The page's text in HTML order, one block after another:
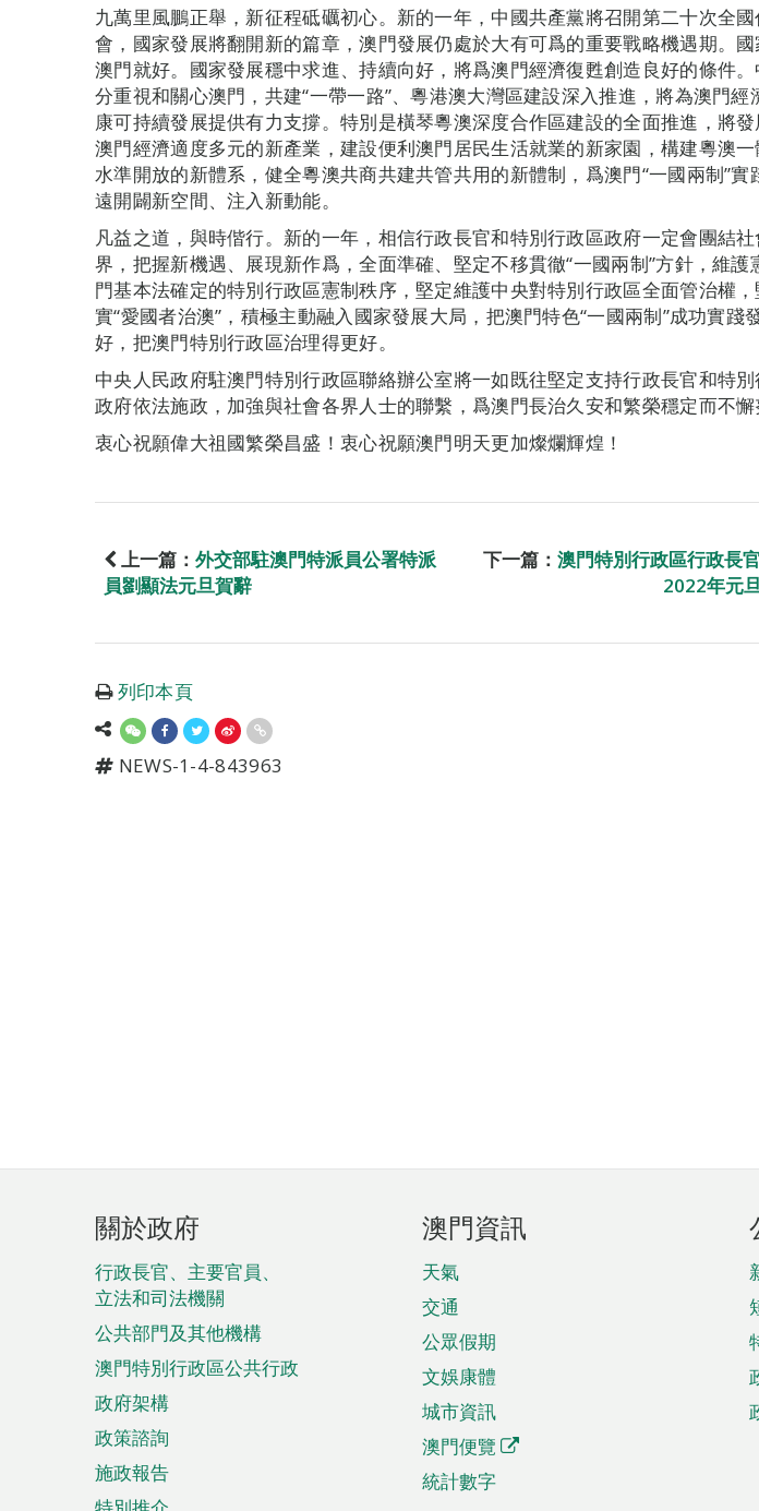
九萬里風鵬正舉，新征程砥礪初心。新的一年，中國共產黨將召開第二十次全
會，國家發展將翻開新的篇章，澳門發展仍處於大有可爲的重要戰略機遇期。國
澳門就好。國家發展穩中求進、持續向好，將爲澳門經濟復甦創造良好的條件
分重視和關心澳門，共建“一帶一路”、粵港澳大灣區建設深入推進，將為澳門經
康可持續發展提供有力支撐。特別是橫琴粵澳深度合作區建設的全面推進，將
澳門經濟適度多元的新產業，建設便利澳門居民生活就業的新家園，構建粵澳
水準開放的新體系，健全粵澳共商共建共管共用的新體制，爲澳門“一國兩制”實
遠開闢新空間、注入新動能。
凡益之道，與時偕行。新的一年，相信行政長官和特別行政區政府一定會團結
界，把握新機遇、展現新作爲，全面準確、堅定不移貫徹“一國兩制”方針，維護
門基本法確定的特別行政區憲制秩序，堅定維護中央對特別行政區全面管治權
實“愛國者治澳”，積極主動融入國家發展大局，把澳門特色“一國兩制”成功實踐
好，把澳門特別行政區治理得更好。
中央人民政府駐澳門特別行政區聯絡辦公室將一如既往堅定支持行政長官和特
政府依法施政，加強與社會各界人士的聯繫，爲澳門長治久安和繁榮穩定而不懈
衷心祝願偉大祖國繁榮昌盛！衷心祝願澳門明天更加燦爛輝煌！
上一篇： 外交部駐澳門特派員公署特派
員劉顯法元旦賀辭
下一篇： 澳門特別行政區行政長
2022年元
列印本頁
NEWS-1-4-843963
頁
腳
菜
單
關於政府
行政長官、主要官員、
立法和司法機關
公共部門及其他機構
澳門特別行政區公共行政
政府架構
政策諮詢
施政報告
澳門資訊
天氣
交通
公眾假期
文娛康體
城市資訊
澳門便覽
統計數字